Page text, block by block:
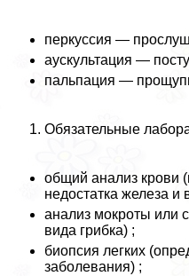
перкуссия —
аускультация —
пальпация —
Обязательные
общий анализ крови
недостатка железа и
анализ мокроты или
вида грибка) ;
биопсия легких
заболевания) ;